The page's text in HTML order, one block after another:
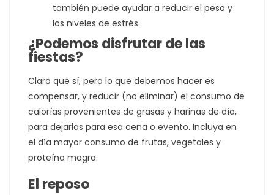
también puede ayudar a reducir el peso y
los niveles de estrés.
¿Podemos disfrutar de las
fiestas?
Claro que sí, pero lo que debemos hacer es
compensar, y reducir (no eliminar) el consumo de
calorías provenientes de grasas y harinas de día,
para dejarlas para esa cena o evento. Incluya en
el día mayor consumo de frutas, vegetales y
proteína magra.
El reposo